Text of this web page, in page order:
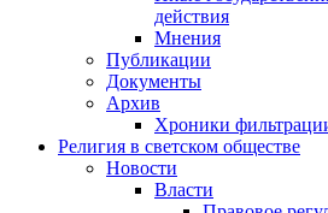
действия
Мнения
Публикации
Документы
Архив
Хроники
Религия в светском обществе
Новости
Власти